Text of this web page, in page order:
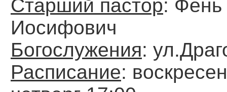
Старший пастор: Фень
Иосифович
Богослужения:
Расписание: